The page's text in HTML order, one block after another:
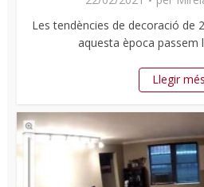
Les tendències de decoració de
aquesta època passem
Llegir més